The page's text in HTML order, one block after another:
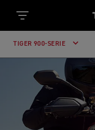
TIGER 900-SERIE